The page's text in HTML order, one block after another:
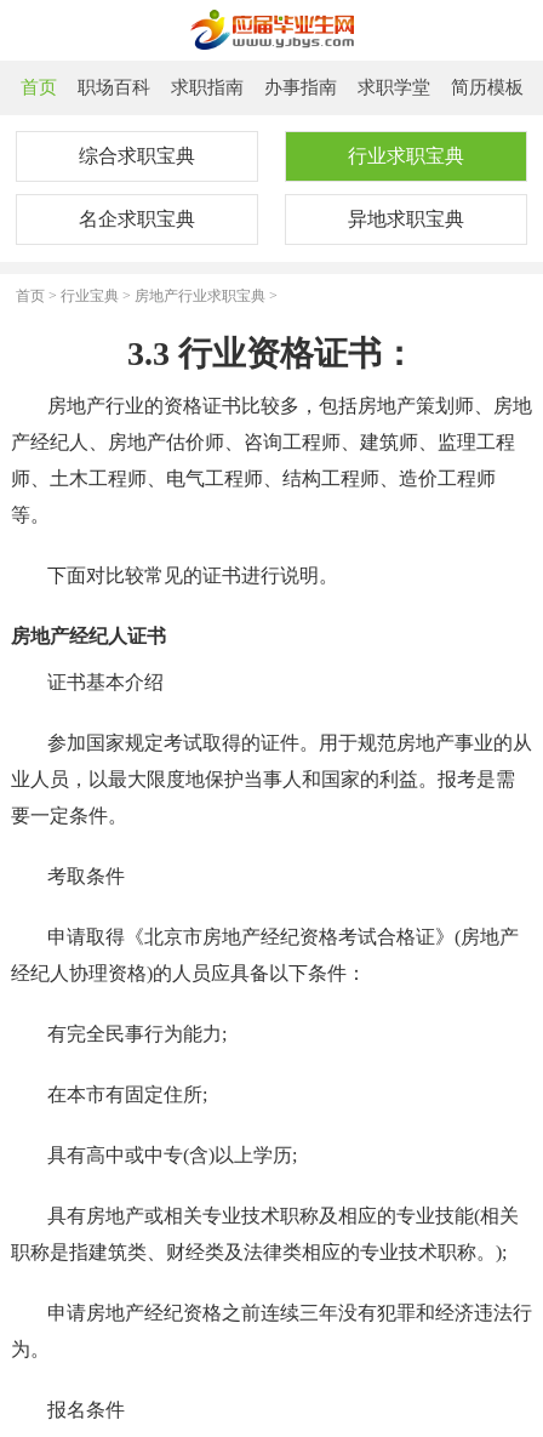
首页 职场百科 求职指南 办事指南 求职学堂 简历模板
综合求职宝典 行业求职宝典
名企求职宝典 异地求职宝典
首页 >行业宝典 > 房地产行业求职宝典 >
3.3 行业资格证书：
房地产行业的资格证书比较多，包括房地产策划师、房地
产经纪人、房地产估价师、咨询工程师、建筑师、监理工程
师、土木工程师、电气工程师、结构工程师、造价工程师
等。
下面对比较常见的证书进行说明。
房地产经纪人证书
证书基本介绍
参加国家规定考试取得的证件。用于规范房地产事业的从
业人员，以最大限度地保护当事人和国家的利益。报考是需
要一定条件。
考取条件
申请取得《北京市房地产经纪资格考试合格证》(房地产
经纪人协理资格)的人员应具备以下条件：
有完全民事行为能力;
在本市有固定住所;
具有高中或中专(含)以上学历;
具有房地产或相关专业技术职称及相应的专业技能(相关
职称是指建筑类、财经类及法律类相应的专业技术职称。);
申请房地产经纪资格之前连续三年没有犯罪和经济违法行
为。
报名条件